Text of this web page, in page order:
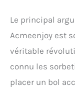
Le principal
Acmeenjoy est
véritable
connu les
placer un bol